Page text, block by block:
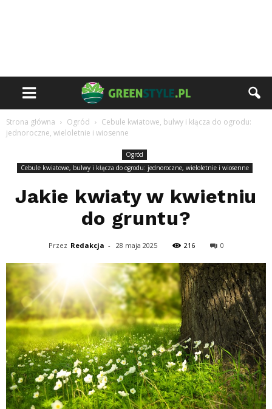
Strona główna Ogród
Cebule kwiatowe, bulwy i kłącza do ogrodu:
jednoroczne, wieloletnie i wiosenne
Ogród
Cebule kwiatowe, bulwy i kłącza do ogrodu: jednoroczne, wieloletnie i wiosenne
Jakie kwiaty w kwietniu
do gruntu?
Przez Redakcja - 28 maja 2025 216 0